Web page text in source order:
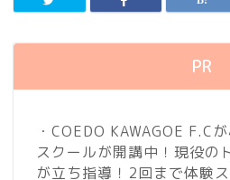
PR
・COEDO KAWAGOE F.C
スクールが開講中！現役の
が立ち指導！2回まで体験